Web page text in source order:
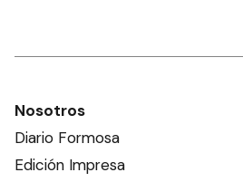
Nosotros
Diario Formosa
Edición Impresa